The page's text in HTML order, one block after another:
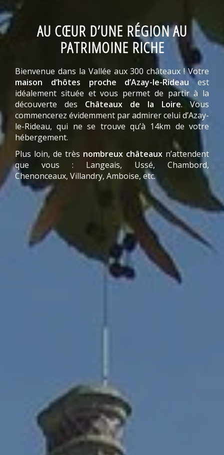
AU CŒUR D’UNE RÉGION AU
PATRIMOINE RICHE
Bienvenue dans la Vallée aux 300 châteaux ! Votre
maison d‘hôtes proche d’Azay-le-Rideau est
idéalement située et vous permet de partir à la
découverte des Châteaux de la Loire. Vous
commencerez évidemment par admirer celui d’Azay-
le-Rideau, qui ne se trouve qu’à 14km de votre
hébergement.
Plus loin, de très nombreux châteaux n’attendent
que vous : Langeais, Ussé, Chambord,
Chenonceaux, Villandry, Amboise, etc.